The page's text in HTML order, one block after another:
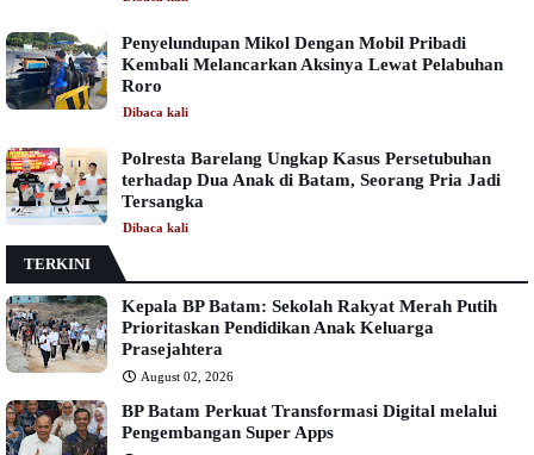
Penyelundupan Mikol Dengan Mobil Pribadi
Kembali Melancarkan Aksinya Lewat Pelabuhan
Roro
Dibaca kali
Polresta Barelang Ungkap Kasus Persetubuhan
terhadap Dua Anak di Batam, Seorang Pria Jadi
Tersangka
Dibaca kali
TERKINI
Kepala BP Batam: Sekolah Rakyat Merah Putih
Prioritaskan Pendidikan Anak Keluarga
Prasejahtera
August 02, 2026
BP Batam Perkuat Transformasi Digital melalui
Pengembangan Super Apps